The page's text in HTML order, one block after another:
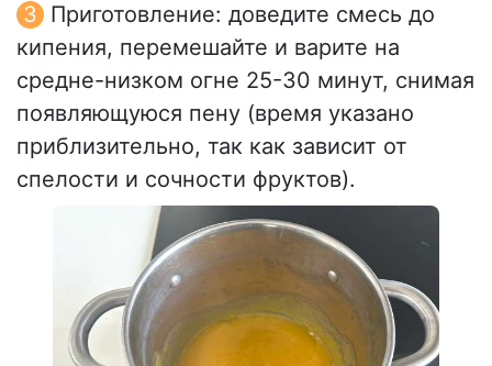
Приготовление: доведите смесь до
кипения, перемешайте и варите на
средне-низком огне 25-30 минут, снимая
появляющуюся пену (время указано
приблизительно, так как зависит от
спелости и сочности фруктов).